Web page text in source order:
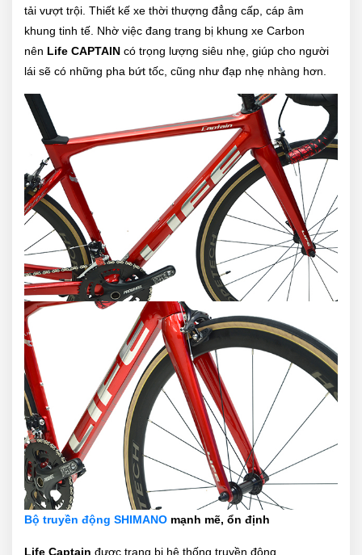
tải vượt trội. Thiết kế xe thời thượng đẳng cấp, cáp âm
khung tinh tế. Nhờ việc đang trang bị khung xe Carbon
nên Life CAPTAIN có trọng lượng siêu nhẹ, giúp cho người
lái sẽ có những pha bứt tốc, cũng như đạp nhẹ nhàng hơn.
Bộ truyền động SHIMANO mạnh mẽ, ổn định
Life Captain được trang bị hệ thống truyền động